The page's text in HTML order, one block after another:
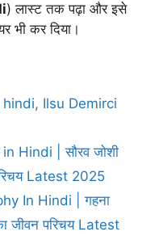
) लास्ट तक पढ़ा और इसे
भी कर दिया।
hindi, Ilsu Demirci
Hindi | सौरव जोशी
Latest 2025
In Hindi | गहना
जीवन परिचय Latest